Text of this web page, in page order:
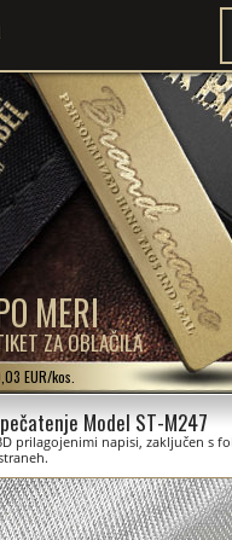
MERI
ZA OBLAČILA
EUR/kos.
Model ST-M247
prilagojenimi napisi, zaključen s